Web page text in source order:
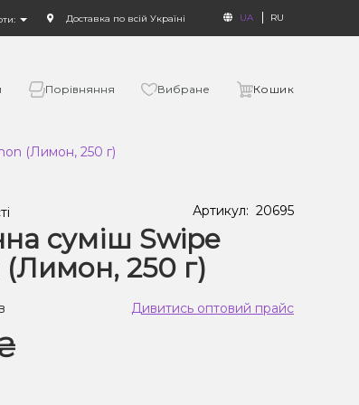
Доставка по всій Україні UA RU
Порівняння Вибране Кошик
(Лимон, 250 г)
Артикул: 20695
суміш Swipe
250 г)
Дивитись оптовий прайс